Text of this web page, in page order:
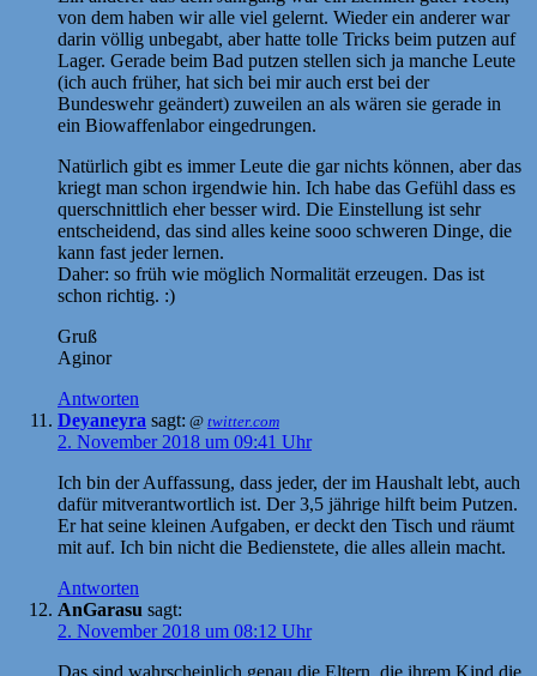
von dem haben wir alle viel gelernt. Wieder ein anderer war
darin völlig unbegabt, aber hatte tolle Tricks beim putzen auf
Lager. Gerade beim Bad putzen stellen sich ja manche Leute
(ich auch früher, hat sich bei mir auch erst bei der
Bundeswehr geändert) zuweilen an als wären sie gerade in
ein Biowaffenlabor eingedrungen.
Natürlich gibt es immer Leute die gar nichts können, aber das
kriegt man schon irgendwie hin. Ich habe das Gefühl dass es
querschnittlich eher besser wird. Die Einstellung ist sehr
entscheidend, das sind alles keine sooo schweren Dinge, die
kann fast jeder lernen.
Daher: so früh wie möglich Normalität erzeugen. Das ist
schon richtig. :)
Gruß
Aginor
Antworten
Deyaneyra sagt: @ twitter.com
2. November 2018 um 09:41 Uhr
Ich bin der Auffassung, dass jeder, der im Haushalt lebt, auch
dafür mitverantwortlich ist. Der 3,5 jährige hilft beim Putzen.
Er hat seine kleinen Aufgaben, er deckt den Tisch und räumt
mit auf. Ich bin nicht die Bedienstete, die alles allein macht.
Antworten
AnGarasu sagt:
2. November 2018 um 08:12 Uhr
Das sind wahrscheinlich genau die Eltern, die ihrem Kind die